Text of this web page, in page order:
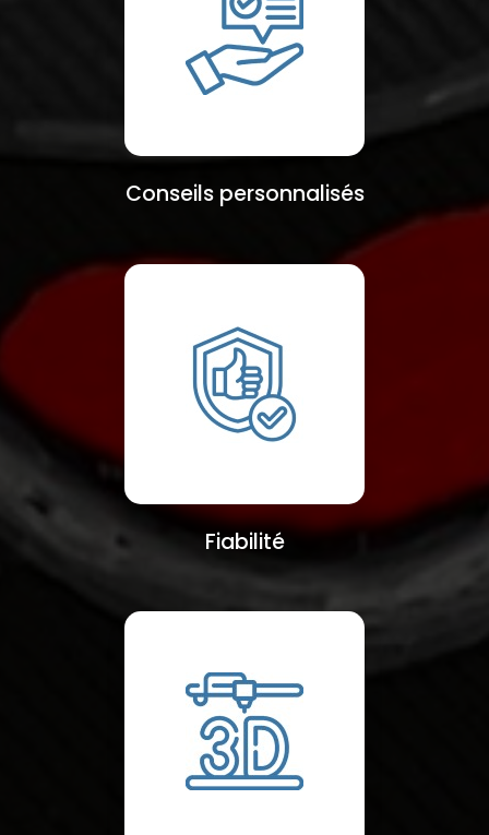
Conseils personnalisés
Fiabilité